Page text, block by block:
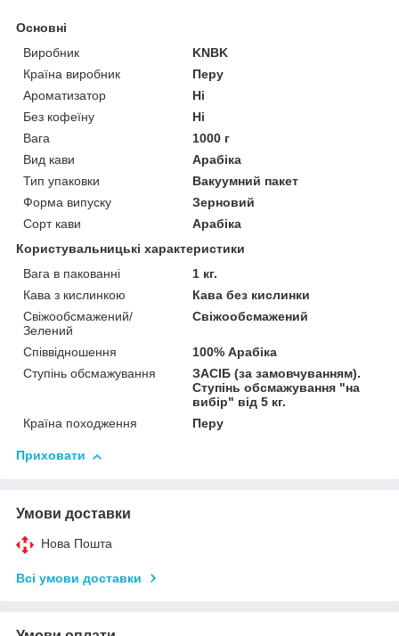
Основні
Виробник
KNBK
Країна виробник
Перу
Ароматизатор
Ні
Без кофеїну
Ні
Вага
1000 г
Вид кави
Арабіка
Тип упаковки
Вакуумний пакет
Форма випуску
Зерновий
Сорт кави
Арабіка
Користувальницькі характеристики
Вага в пакованні
1 кг.
Кава з кислинкою
Кава без кислинки
Свіжообсмажений/
Зелений
Свіжообсмажений
Співвідношення
100% Арабіка
Ступінь обсмажування
ЗАСІБ (за замовчуванням).
Ступінь обсмажування "на
вибір" від 5 кг.
Країна походження
Перу
Приховати
Умови доставки
Нова Пошта
Всі умови доставки